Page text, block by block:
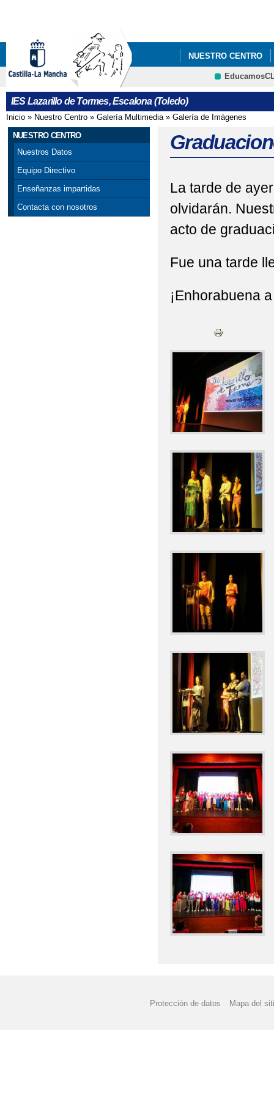
NUESTRO CENTRO
INFÓRMATE
IES Lazarillo de Tormes, Escalona (Toledo)
Se encuentra usted aquí
Inicio » Nuestro Centro » Galería Multimedia» Galería de Imágenes
NUESTRO CENTRO
Nuestros Datos
Equipo Directivo
Enseñanzas impartidas
Contacta con nosotros
La tarde de
olvidarán.
acto de
Fue una tarde
¡Enhorabuena
Protección de datos Mapa del